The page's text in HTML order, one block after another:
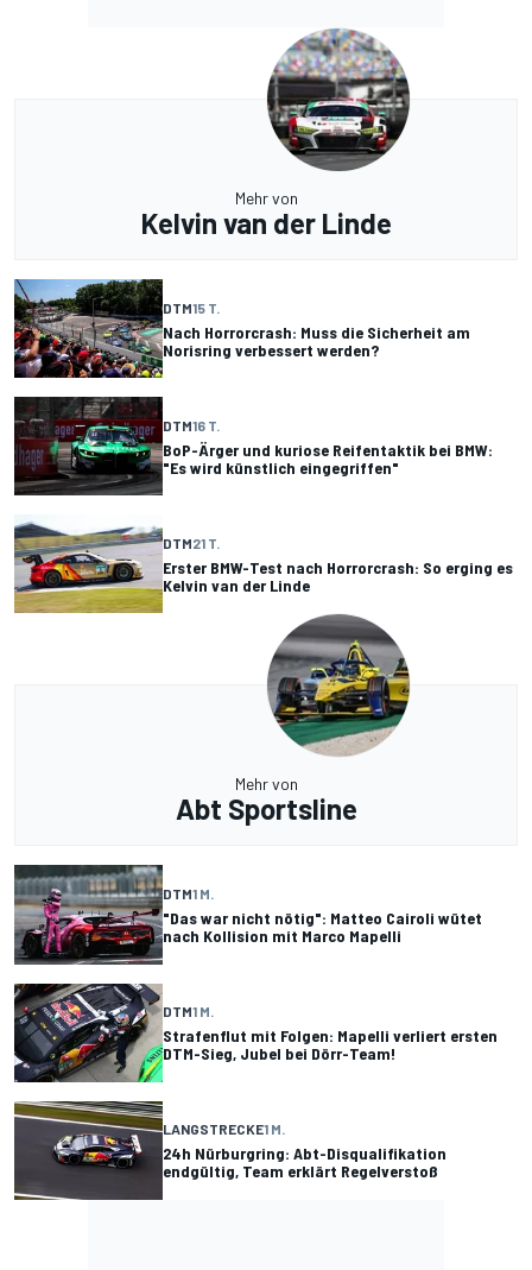
Mehr von
Kelvin van der Linde
DTM15 T.
Nach Horrorcrash: Muss die Sicherheit am
Norisring verbessert werden?
DTM16 T.
BoP-Ärger und kuriose Reifentaktik bei BMW:
"Es wird künstlich eingegriffen"
DTM21 T.
Erster BMW-Test nach Horrorcrash: So erging es
Kelvin van der Linde
Mehr von
Abt Sportsline
DTM1 M.
"Das war nicht nötig": Matteo Cairoli wütet
nach Kollision mit Marco Mapelli
DTM1 M.
Strafenflut mit Folgen: Mapelli verliert ersten
DTM-Sieg, Jubel bei Dörr-Team!
LANGSTRECKE1 M.
24h Nürburgring: Abt-Disqualifikation
endgültig, Team erklärt Regelverstoß